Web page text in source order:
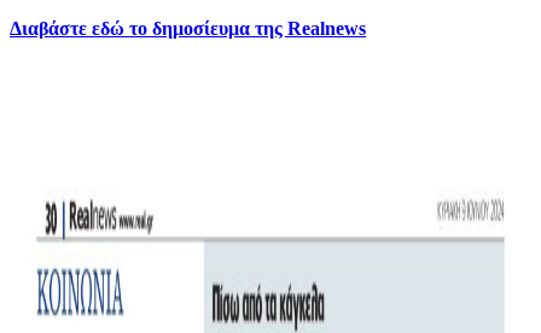
Διαβάστε εδώ το δημοσίευμα της Realnews